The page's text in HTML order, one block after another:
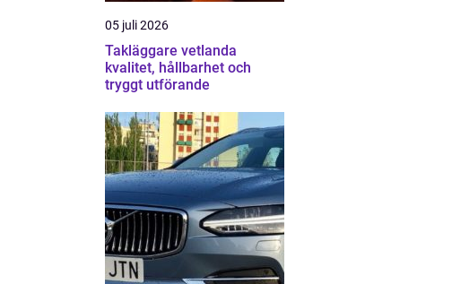
05 juli 2026
Takläggare vetlanda
kvalitet, hållbarhet och
tryggt utförande